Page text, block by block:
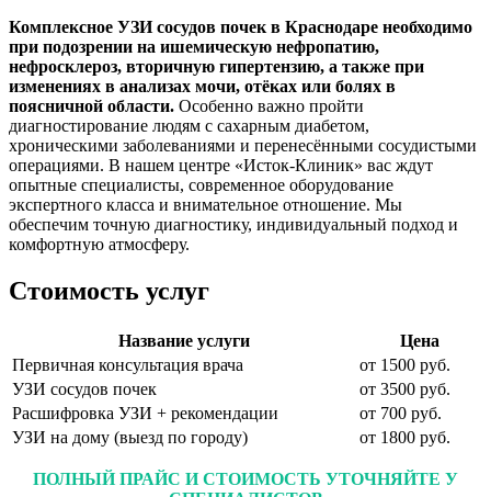
Комплексное УЗИ сосудов почек в Краснодаре необходимо
при подозрении на ишемическую нефропатию,
нефросклероз, вторичную гипертензию, а также при
изменениях в анализах мочи, отёках или болях в
поясничной области. Особенно важно пройти
диагностирование людям с сахарным диабетом,
хроническими заболеваниями и перенесёнными сосудистыми
операциями. В нашем центре «Исток-Клиник» вас ждут
опытные специалисты, современное оборудование
экспертного класса и внимательное отношение. Мы
обеспечим точную диагностику, индивидуальный подход и
комфортную атмосферу.
Стоимость услуг
Название услуги
Цена
Первичная консультация врача
от 1500 руб.
УЗИ сосудов почек
от 3500 руб.
Расшифровка УЗИ + рекомендации
от 700 руб.
УЗИ на дому (выезд по городу)
от 1800 руб.
ПОЛНЫЙ ПРАЙС И СТОИМОСТЬ УТОЧНЯЙТЕ У